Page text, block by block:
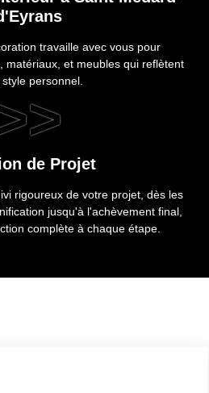
travaille avec vous pour
matériaux, et meubles qui reflètent
personnel.
de Projet
rigoureux de votre projet, dès les
jusqu'à l'achèvement final,
complète à chaque étape.